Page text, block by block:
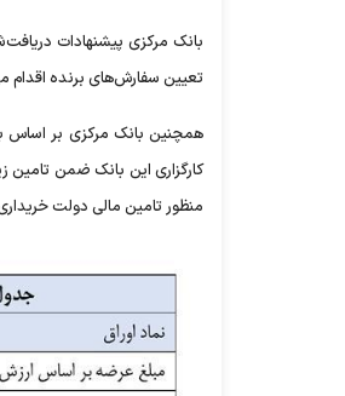
بانک مرکزی پیشنهادات
تعیین سفارش‌های برنده اقدام
کارگزاری این بانک ضمن تامین
منظور تامین مالی دولت